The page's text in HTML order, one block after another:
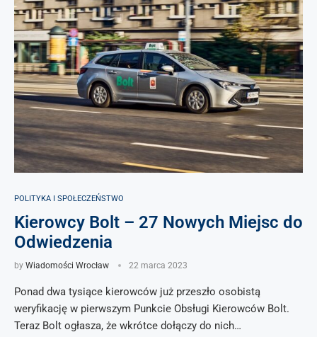
POLITYKA I SPOŁECZEŃSTWO
Kierowcy Bolt – 27 Nowych Miejsc do
Odwiedzenia
by Wiadomości Wrocław 22 marca 2023
Ponad dwa tysiące kierowców już przeszło osobistą
weryfikację w pierwszym Punkcie Obsługi Kierowców Bolt.
Teraz Bolt ogłasza, że wkrótce dołączy do nich…